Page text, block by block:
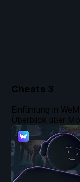
Cheats 3
Einführung in
Überblick über